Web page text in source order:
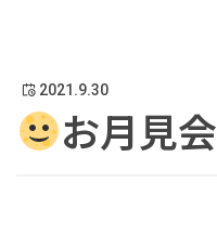
2021.9.30
お月見会